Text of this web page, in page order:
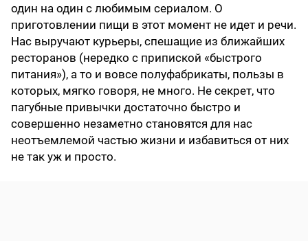
один на один с любимым сериалом. О
приготовлении пищи в этот момент не идет и речи.
Нас выручают курьеры, спешащие из ближайших
ресторанов (нередко с припиской «быстрого
питания»), а то и вовсе полуфабрикаты, пользы в
которых, мягко говоря, не много. Не секрет, что
пагубные привычки достаточно быстро и
совершенно незаметно становятся для нас
неотъемлемой частью жизни и избавиться от них
не так уж и просто.